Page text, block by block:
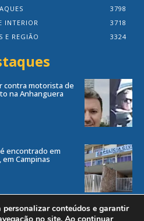
3798
INTERIOR
3718
E REGIÃO
3324
contra motorista de
na Anhanguera
encontrado em
Campinas
conteúdos e garantir